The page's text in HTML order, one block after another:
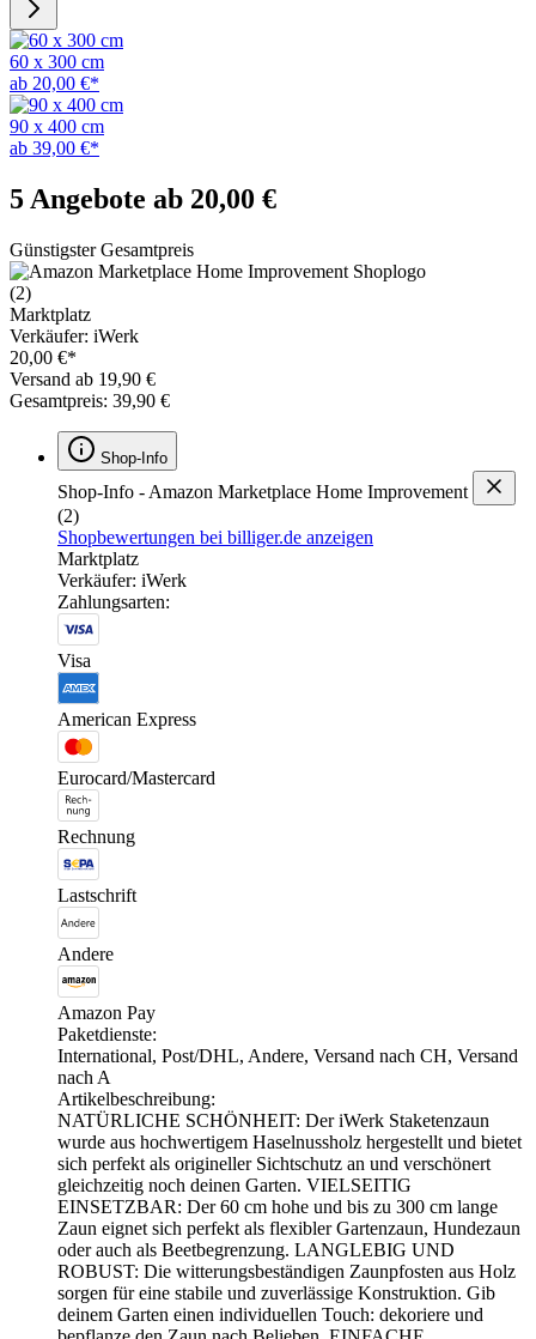
60 x 300 cm
ab 20,00 €*
90 x 400 cm
ab 39,00 €*
5 Angebote ab 20,00 €
Günstigster Gesamtpreis
(2)
Marktplatz
Verkäufer: iWerk
20,00 €*
Versand ab 19,90 €
Gesamtpreis: 39,90 €
Shop-Info
Shop-Info - Amazon Marketplace Home Improvement
(2)
Shopbewertungen bei billiger.de anzeigen
Marktplatz
Verkäufer: iWerk
Zahlungsarten:
Visa
American Express
Eurocard/Mastercard
Rechnung
Lastschrift
Andere
Amazon Pay
Paketdienste:
International, Post/DHL, Andere, Versand nach CH, Versand
nach A
Artikelbeschreibung:
NATÜRLICHE SCHÖNHEIT: Der iWerk Staketenzaun
wurde aus hochwertigem Haselnussholz hergestellt und bietet
sich perfekt als origineller Sichtschutz an und verschönert
gleichzeitig noch deinen Garten. VIELSEITIG
EINSETZBAR: Der 60 cm hohe und bis zu 300 cm lange
Zaun eignet sich perfekt als flexibler Gartenzaun, Hundezaun
oder auch als Beetbegrenzung. LANGLEBIG UND
ROBUST: Die witterungsbeständigen Zaunpfosten aus Holz
sorgen für eine stabile und zuverlässige Konstruktion. Gib
deinem Garten einen individuellen Touch: dekoriere und